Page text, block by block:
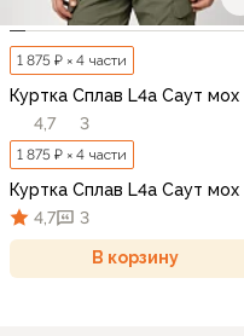
1 875 ₽ × 4 части
Куртка Сплав L4a Саут мох
4,7
3
1 875 ₽ × 4 части
Куртка Сплав L4a Саут мох
4,7
3
В корзину